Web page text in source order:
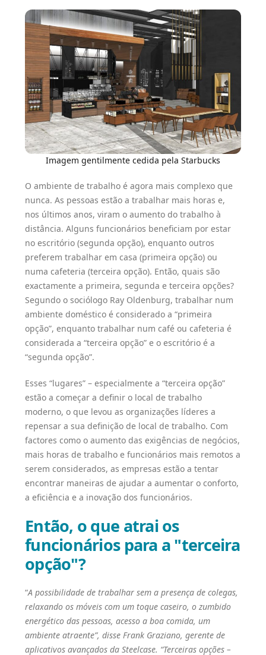
Imagem gentilmente cedida pela Starbucks
O ambiente de trabalho é agora mais complexo que
nunca. As pessoas estão a trabalhar mais horas e,
nos últimos anos, viram o aumento do trabalho à
distância. Alguns funcionários beneficiam por estar
no escritório (segunda opção), enquanto outros
preferem trabalhar em casa (primeira opção) ou
numa cafeteria (terceira opção). Então, quais são
exactamente a primeira, segunda e terceira opções?
Segundo o sociólogo Ray Oldenburg, trabalhar num
ambiente doméstico é considerado a “primeira
opção”, enquanto trabalhar num café ou cafeteria é
considerada a “terceira opção” e o escritório é a
“segunda opção”.
Esses “lugares” – especialmente a “terceira opção”
estão a começar a definir o local de trabalho
moderno, o que levou as organizações líderes a
repensar a sua definição de local de trabalho. Com
factores como o aumento das exigências de negócios,
mais horas de trabalho e funcionários mais remotos a
serem considerados, as empresas estão a tentar
encontrar maneiras de ajudar a aumentar o conforto,
a eficiência e a inovação dos funcionários.
Então, o que atrai os
funcionários para a "terceira
opção"?
“A possibilidade de trabalhar sem a presença de colegas,
relaxando os móveis com um toque caseiro, o zumbido
energético das pessoas, acesso a boa comida, um
ambiente atraente”, disse Frank Graziano, gerente de
aplicativos avançados da Steelcase. “Terceiras opções –